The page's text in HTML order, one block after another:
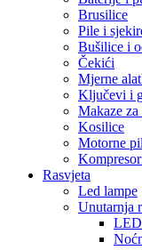
Brusilice
Pile i
Bušilice i
Čekići
Mjerne
Ključevi i
Makaze
Kosilice
Motorne
Rasvjeta
Led lampe
Unutarnja